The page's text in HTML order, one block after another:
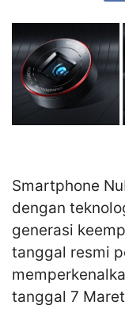
Smartphone
dengan
generasi
tanggal resmi
tanggal 7